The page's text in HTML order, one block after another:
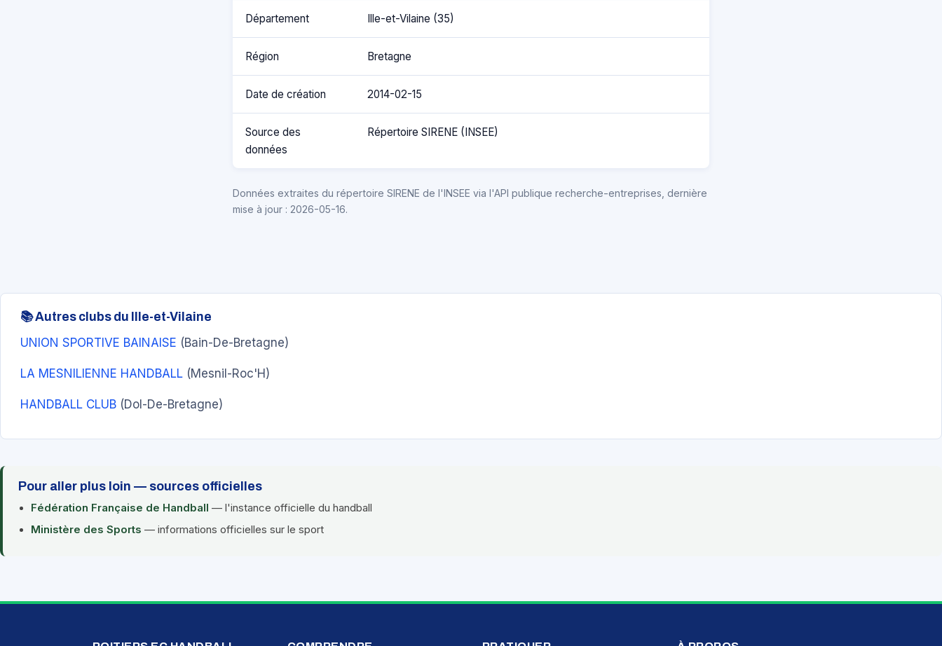
Département Ille-et-Vilaine (35)
Région Bretagne
Date de création 2014-02-15
Source des
données
Répertoire SIRENE (INSEE)
Données extraites du répertoire SIRENE de l'INSEE via l'API publique recherche-entreprises, dernière
mise à jour : 2026-05-16.
📚 Autres clubs du Ille-et-Vilaine
UNION SPORTIVE BAINAISE (Bain-De-Bretagne)
LA MESNILIENNE HANDBALL (Mesnil-Roc'H)
HANDBALL CLUB (Dol-De-Bretagne)
Pour aller plus loin — sources officielles
Fédération Française de Handball — l'instance officielle du handball
Ministère des Sports — informations officielles sur le sport